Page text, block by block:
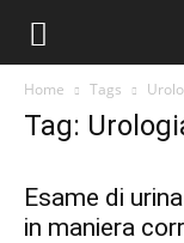
Home Tags
Tag:
Esame di
in maniera